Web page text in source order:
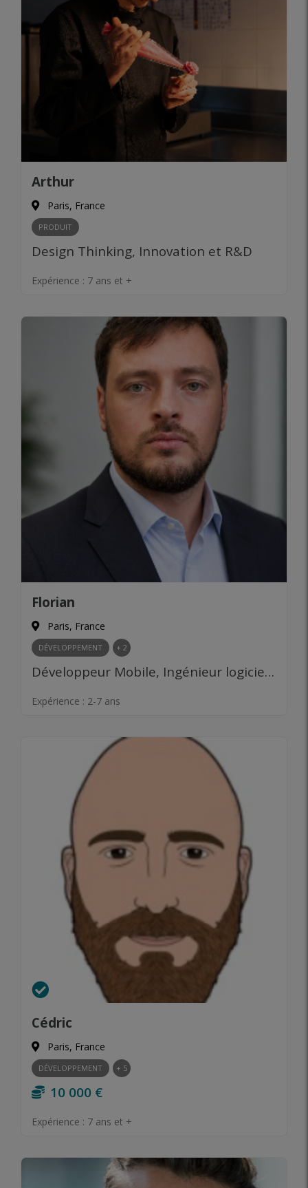
Arthur
Paris, France
PRODUIT
Design Thinking, Innovation et R&D
Expérience : 7 ans et +
Florian
Paris, France
DÉVELOPPEMENT + 2
Développeur Mobile, Ingénieur logiciel, Product Management, Prototypage, Gestion d’équipe
Expérience : 2-7 ans
Cédric
Paris, France
DÉVELOPPEMENT + 5
10 000 €
Expérience : 7 ans et +